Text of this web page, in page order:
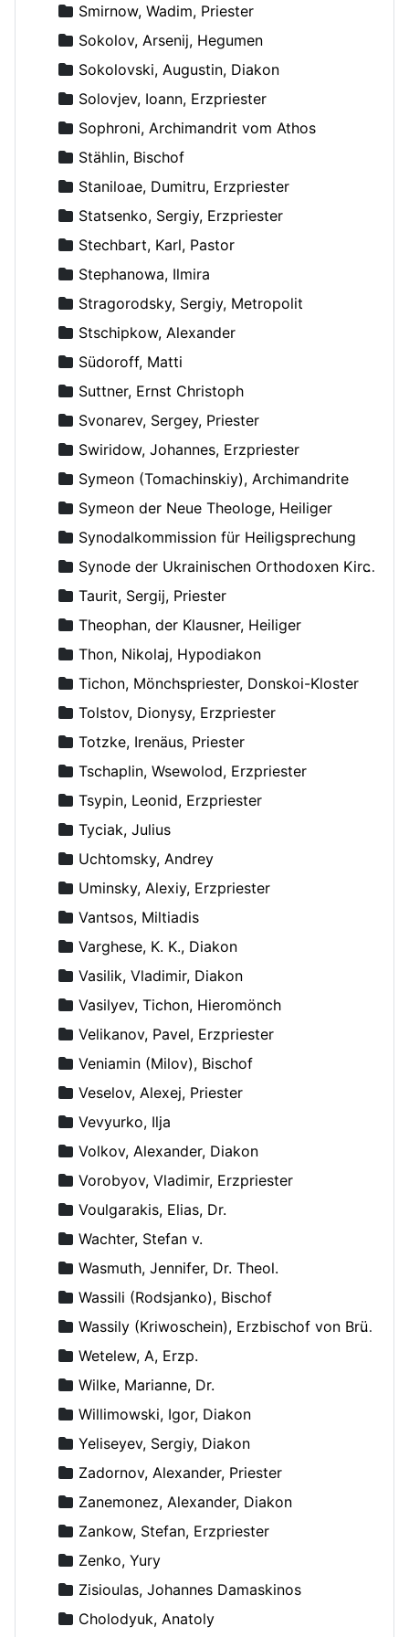
Smirnow, Wadim, Priester
Sokolov, Arsenij, Hegumen
Sokolovski, Augustin, Diakon
Solovjev, Ioann, Erzpriester
Sophroni, Archimandrit vom Athos
Stählin, Bischof
Staniloae, Dumitru, Erzpriester
Statsenko, Sergiy, Erzpriester
Stechbart, Karl, Pastor
Stephanowa, Ilmira
Stragorodsky, Sergiy, Metropolit
Stschipkow, Alexander
Südoroff, Matti
Suttner, Ernst Christoph
Svonarev, Sergey, Priester
Swiridow, Johannes, Erzpriester
Symeon (Tomachinskiy), Archimandrite
Symeon der Neue Theologe, Heiliger
Synodalkommission für Heiligsprechung
Synode der Ukrainischen Orthodoxen Kirche
Taurit, Sergij, Priester
Theophan, der Klausner, Heiliger
Thon, Nikolaj, Hypodiakon
Tichon, Mönchspriester, Donskoi-Kloster
Tolstov, Dionysy, Erzpriester
Totzke, Irenäus, Priester
Tschaplin, Wsewolod, Erzpriester
Tsypin, Leonid, Erzpriester
Tyciak, Julius
Uchtomsky, Andrey
Uminsky, Alexiy, Erzpriester
Vantsos, Miltiadis
Varghese, K. K., Diakon
Vasilik, Vladimir, Diakon
Vasilyev, Tichon, Hieromönch
Velikanov, Pavel, Erzpriester
Veniamin (Milov), Bischof
Veselov, Alexej, Priester
Vevyurko, Ilja
Volkov, Alexander, Diakon
Vorobyov, Vladimir, Erzpriester
Voulgarakis, Elias, Dr.
Wachter, Stefan v.
Wasmuth, Jennifer, Dr. Theol.
Wassili (Rodsjanko), Bischof
Wassily (Kriwoschein), Erzbischof von Brüssel
Wetelew, A, Erzp.
Wilke, Marianne, Dr.
Willimowski, Igor, Diakon
Yeliseyev, Sergiy, Diakon
Zadornov, Alexander, Priester
Zanemonez, Alexander, Diakon
Zankow, Stefan, Erzpriester
Zenko, Yury
Zisioulas, Johannes Damaskinos
Сholodyuk, Anatoly